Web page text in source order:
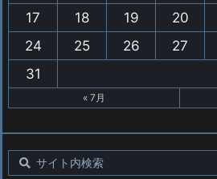
17
18 19 20
24
25 26 27
31
« 7月